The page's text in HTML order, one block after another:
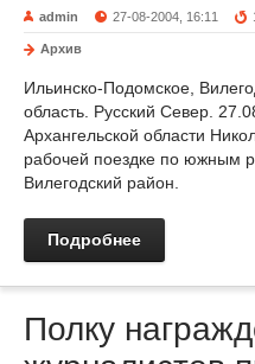
admin 27-08-2004, 16:11
Архив
Ильинско-Подомское,
область. Русский Север.
Архангельской области
рабочей поездке по южным
Вилегодский район.
Подробнее
Полку